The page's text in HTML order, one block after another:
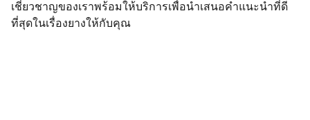
เชี่ยวชาญของเราพร้อมให้บริการเพื่อนำเสนอคำแนะนำที่ดี
ที่สุดในเรื่องยางให้กับคุณ